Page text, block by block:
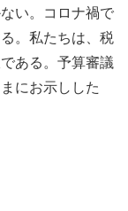
い。コロナ禍で
。私たちは、税
ある。予算審議
にお示しした